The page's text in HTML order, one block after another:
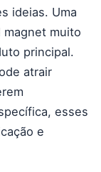
ideias. Uma
magnet muito
principal.
atrair
esses
e